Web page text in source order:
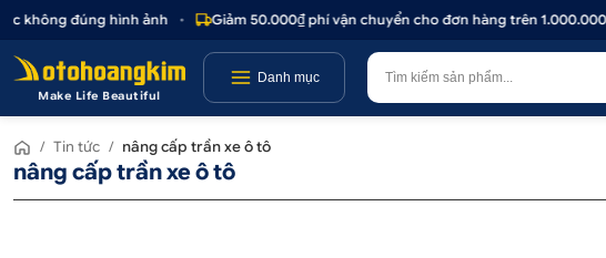
không đúng hình ảnh Giảm 50.000₫ phí vận chuyển cho đơn hàng trên 1.000.000₫
Make Life Beautiful
Danh mục
/ Tin tức / nâng cấp trần xe ô tô
nâng cấp trần xe ô tô